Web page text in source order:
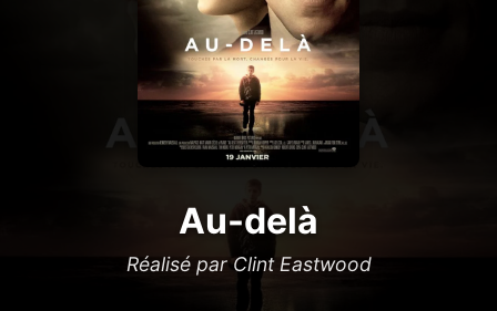
Au-delà
Réalisé par Clint Eastwood